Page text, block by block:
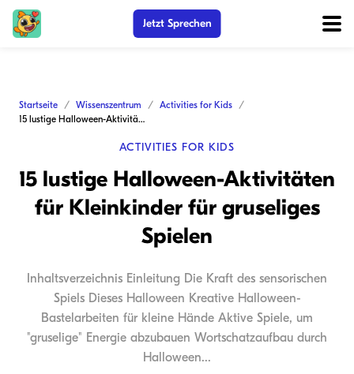
Jetzt Sprechen
Startseite Wissenszentrum
Activities for Kids
15 lustige Halloween-Aktivitäten für Kleinkinder für gruseliges Spielen
ACTIVITIES FOR KIDS
15 lustige Halloween-Aktivitäten
für Kleinkinder für gruseliges
Spielen
Inhaltsverzeichnis Einleitung Die Kraft des sensorischen
Spiels Dieses Halloween Kreative Halloween-
Bastelarbeiten für kleine Hände Aktive Spiele, um
"gruselige" Energie abzubauen Wortschatzaufbau durch
Halloween...